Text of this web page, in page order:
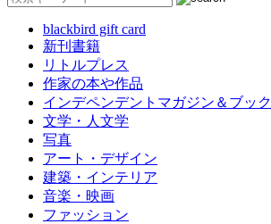
blackbird gift card
新刊書籍
リトルプレス
作家の本や作品
インデペンデントマガジン＆ブック
文学・人文学
写真
アート・デザイン
建築・インテリア
音楽・映画
ファッション